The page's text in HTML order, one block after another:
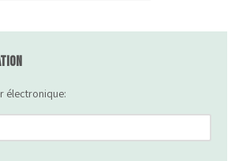
électronique: